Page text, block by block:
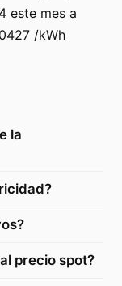
este mes a
/kWh
la
precio spot?